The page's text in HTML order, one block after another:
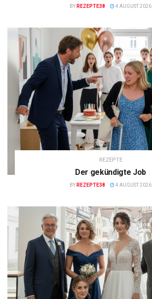
BY REZEPTE38 4 AUGUST 2026
REZEPTE
Der gekündigte Job
BY REZEPTE38 4 AUGUST 2026